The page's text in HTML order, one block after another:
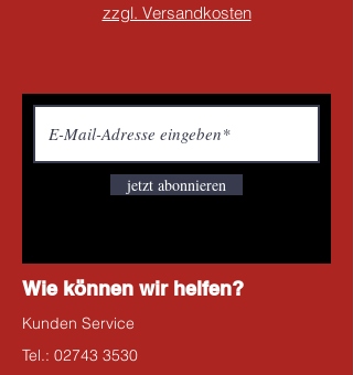
zzgl. Versandkosten
jetzt abonnieren
Wie können wir helfen?
Kunden Service
Tel.: 02743 3530